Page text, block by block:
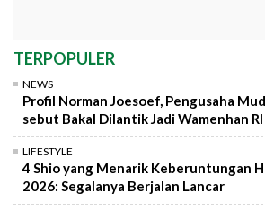
TERPOPULER
NEWS
Profil Norman Joesoef, Pengusaha
sebut Bakal Dilantik Jadi Wamenhan RI
LIFESTYLE
4 Shio yang Menarik Keberuntungan
2026: Segalanya Berjalan Lancar